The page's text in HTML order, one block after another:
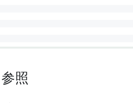
照